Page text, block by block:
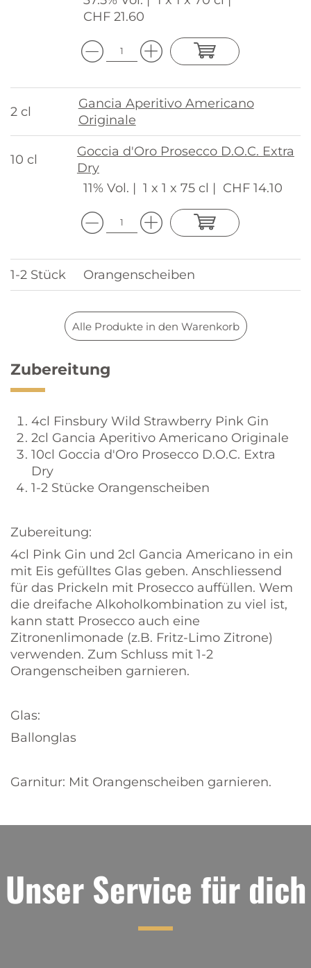
CHF 21.60
2 cl
Gancia Aperitivo Americano
Originale
10 cl
Goccia d'Oro Prosecco D.O.C. Extra
Dry
11% Vol. | 1 x 1 x 75 cl | CHF 14.10
1-2 Stück Orangenscheiben
Alle Produkte in den Warenkorb
Zubereitung
4cl Finsbury Wild Strawberry Pink Gin
2cl Gancia Aperitivo Americano Originale
10cl Goccia d'Oro Prosecco D.O.C. Extra
Dry
1-2 Stücke Orangenscheiben
Zubereitung:
4cl Pink Gin und 2cl Gancia Americano in ein
mit Eis gefülltes Glas geben. Anschliessend
für das Prickeln mit Prosecco auffüllen. Wem
die dreifache Alkoholkombination zu viel ist,
kann statt Prosecco auch eine
Zitronenlimonade (z.B. Fritz-Limo Zitrone)
verwenden. Zum Schluss mit 1-2
Orangenscheiben garnieren.
Glas:
Ballonglas
Garnitur: Mit Orangenscheiben garnieren.
Unser Service für dich